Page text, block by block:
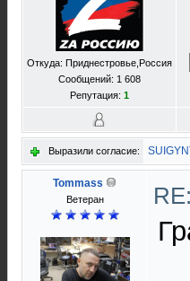
Откуда: Приднестровье,Россия
Сообщений: 1 608
Репутация: 1
Выразили согласие:
Tommass
Ветеран